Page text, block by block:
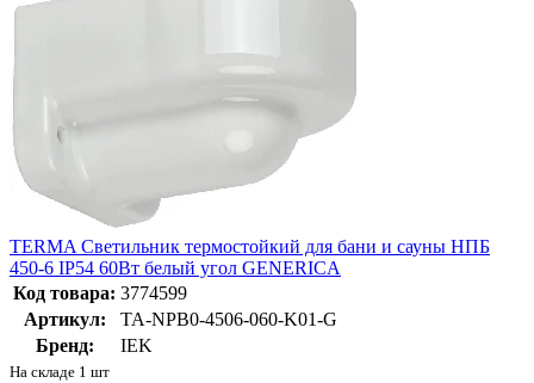
TERMA Светильник термостойкий для бани и сауны НПБ
450-6 IP54 60Вт белый угол GENERICA
Код товара: 3774599
Артикул:
TA-NPB0-4506-060-K01-G
Бренд:
IEK
На складе 1 шт